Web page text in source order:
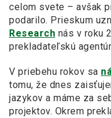
celom svete – avšak
podarilo. Prieskum
Research nás v roku
prekladateľskú
V priebehu rokov sa
tomu, že dnes
jazykov a máme za
projektov. Okrem